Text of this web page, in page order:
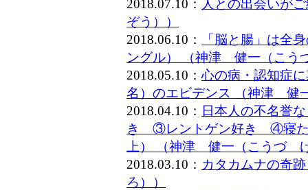
2018.07.10： 人との出会いが
ぞう））
2018.06.10：
「脳と腸」は全
ングル） （神津 健一（こう
2018.05.10：心の病・認知症
名）のエビデンス （神津 健
2018.04.10： 日本人の不名
き ③レントゲン好き ④寝た
上） （神津 健一（こうづ
2018.03.10： カタカムナの奇
ろ））